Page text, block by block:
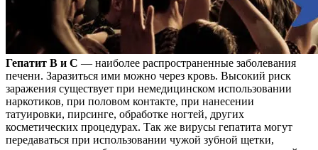
Гепатит В и С — наиболее распространенные заболевания
печени. Заразиться ими можно через кровь. Высокий риск
заражения существует при немедицинском использовании
наркотиков, при половом контакте, при нанесении
татуировки, пирсинге, обработке ногтей, других
косметических процедурах. Так же вирусы гепатита могут
передаваться при использовании чужой зубной щетки,